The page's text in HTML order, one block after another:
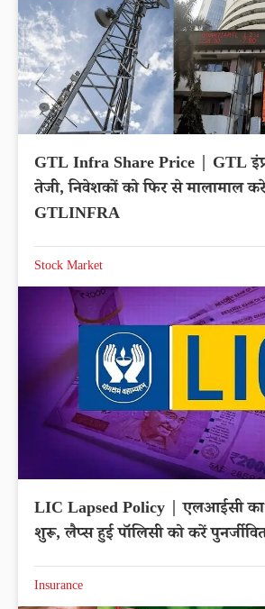
GTL Infra Share Price | GTL
तेजी, निवेशकों को फिर से मालामाल
GTLINFRA
Stock Market
LIC Lapsed Policy | एलआईसी का
शुरू, लैप्स हुई पॉलिसी को करें
Insurance